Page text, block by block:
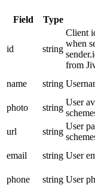
Field Type
id string
Client
when
from
name string
photo
string
User
url
string
User
email
string User
phone
string User